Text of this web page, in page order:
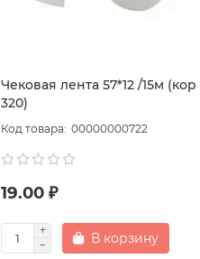
Чековая лента 57*12 /15м (кор
320)
00000000722
19.00 ₽
В корзину